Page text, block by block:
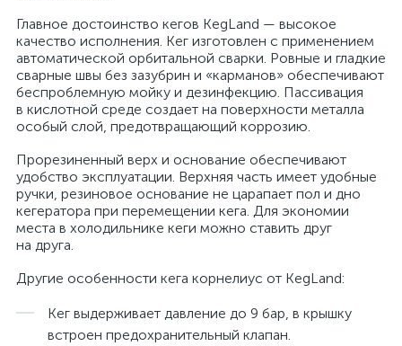
Главное достоинство кегов KegLand — высокое
качество исполнения. Кег изготовлен с применением
автоматической орбитальной сварки. Ровные и гладкие
сварные швы без зазубрин и «карманов» обеспечивают
беспроблемную мойку и дезинфекцию. Пассивация
в кислотной среде создает на поверхности металла
особый слой, предотвращающий коррозию.
Прорезиненный верх и основание обеспечивают
удобство эксплуатации. Верхняя часть имеет удобные
ручки, резиновое основание не царапает пол и дно
кегератора при перемещении кега. Для экономии
места в холодильнике кеги можно ставить друг
на друга.
Другие особенности кега корнелиус от KegLand:
Кег выдерживает давление до 9 бар, в крышку
встроен предохранительный клапан.